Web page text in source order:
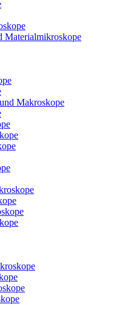
Materialmikroskope
Makroskope